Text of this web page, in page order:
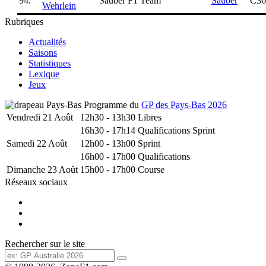
Wehrlein
Rubriques
Actualités
Saisons
Statistiques
Lexique
Jeux
Programme du GP des Pays-Bas 2026
Vendredi 21 Août
12h30 - 13h30 Libres
16h30 - 17h14 Qualifications Sprint
Samedi 22 Août
12h00 - 13h00 Sprint
16h00 - 17h00 Qualifications
Dimanche 23 Août 15h00 - 17h00 Course
Réseaux sociaux
Rechercher sur le site